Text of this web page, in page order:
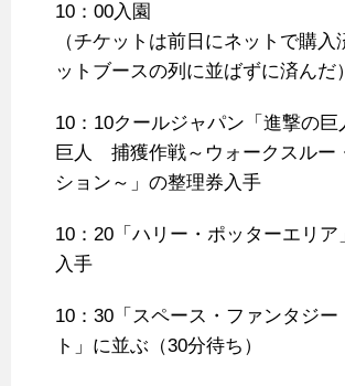
10：00入園
（チケットは前日にネットで購入
ットブースの列に並ばずに済んだ）
10：10クールジャパン「進撃の
巨人 捕獲作戦～ウォークスルー
ション～」の整理券入手
10：20「ハリー・ポッターエリア
入手
10：30「スペース・ファンタジー
ト」に並ぶ（30分待ち）